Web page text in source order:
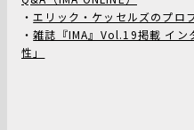
・エリック・ケッセルズのプロ
・雑誌『IMA』Vol.19掲載 イン
性」